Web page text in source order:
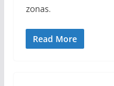
zonas.
Read More